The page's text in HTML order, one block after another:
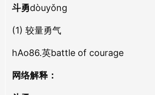
dòu yǐ
斗才
斗魁
竦勇
sǒng yǒng
局勇
斗勇dòuyǒng
(1) 较量勇气
hAo86.英battle of courage
网络解释：